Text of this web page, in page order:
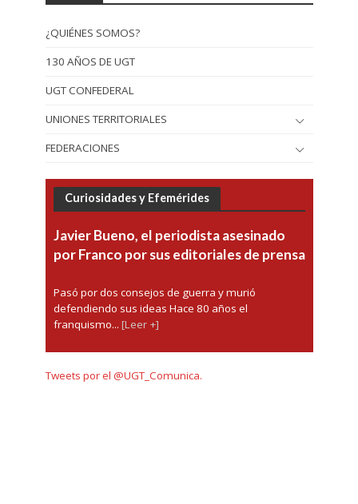
¿QUIÉNES SOMOS?
130 AÑOS DE UGT
UGT CONFEDERAL
UNIONES TERRITORIALES
FEDERACIONES
Curiosidades y Efemérides
Javier Bueno, el periodista asesinado
por Franco por sus editoriales de prensa
Pasó por dos consejos de guerra y murió
defendiendo sus ideas Hace 80 años el
franquismo... [Leer +]
Tweets por el @UGT_Comunica.